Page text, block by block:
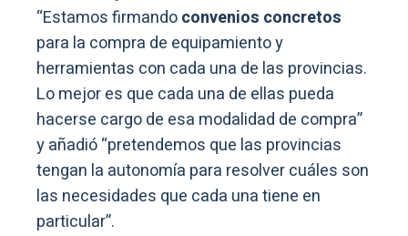
“Estamos firmandoconvenios concretos
para la compra de equipamiento y
herramientas con cada una de las provincias.
Lo mejor es que cada una de ellas pueda
hacerse cargo de esa modalidad de compra”
y añadió “pretendemos que las provincias
tengan la autonomía para resolver cuáles son
las necesidades que cada una tiene en
particular”.